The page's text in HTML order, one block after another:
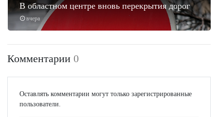
вчера
В областном центре вновь перекрытия дорог
Комментарии 0
Оставлять комментарии могут только зарегистрированные
пользователи.